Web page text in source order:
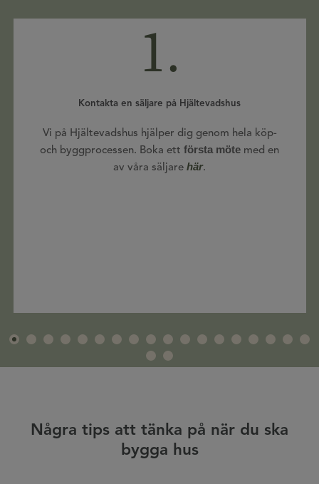
1.
Kontakta en säljare på Hjältevadshus
Vi på Hjältevadshus hjälper dig genom hela köp-
och byggprocessen. Boka ettförsta möte med en
av våra säljarehär.
Några tips att tänka på när du ska
bygga hus